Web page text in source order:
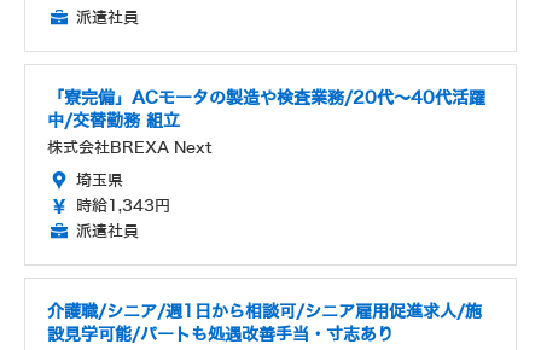
派遣社員
「寮完備」ACモータの製造や検査業務/20代～40代活躍
中/交替勤務 組立
株式会社BREXA Next
埼玉県
時給1,343円
派遣社員
介護職/シニア/週1日から相談可/シニア雇用促進求人/施
設見学可能/パートも処遇改善手当・寸志あり